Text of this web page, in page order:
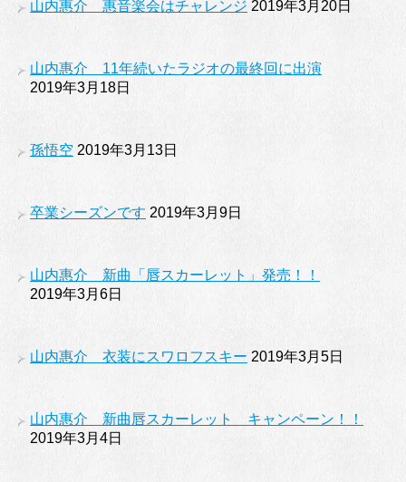
山内惠介 惠音楽会はチャレンジ 2019年3月20日
山内惠介 11年続いたラジオの最終回に出演
2019年3月18日
孫悟空 2019年3月13日
卒業シーズンです 2019年3月9日
山内惠介 新曲「唇スカーレット」発売！！
2019年3月6日
山内惠介 衣装にスワロフスキー 2019年3月5日
山内惠介 新曲唇スカーレット キャンペーン！！
2019年3月4日